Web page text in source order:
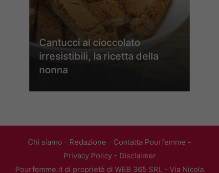
Cantucci al cioccolato
irresistibili, la ricetta della
nonna
Chi siamo - Redazione - Contatta Pourfemme -
Privacy Policy- Disclaimer
Pourfemme.it di proprietà di WEB 365 SRL - Via Nicola